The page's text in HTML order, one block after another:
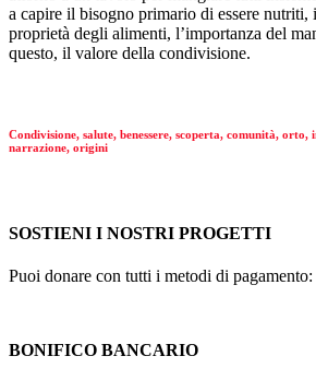
a capire il bisogno primario di essere nutriti,
proprietà degli alimenti, l’importanza del
questo, il valore della condivisione.
Condivisione, salute, benessere, scoperta, comunità,
narrazione, origini
SOSTIENI I NOSTRI PROGETTI
Puoi donare con tutti i metodi di pagamento:
BONIFICO BANCARIO